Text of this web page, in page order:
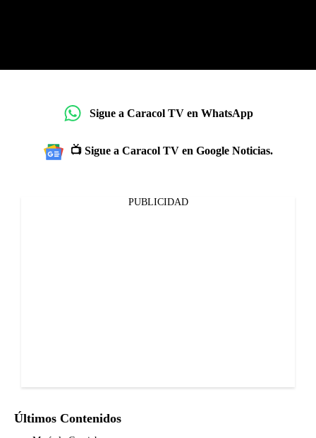
Sigue a Caracol TV en WhatsApp
📺 Sigue a Caracol TV en Google Noticias.
PUBLICIDAD
Últimos Contenidos